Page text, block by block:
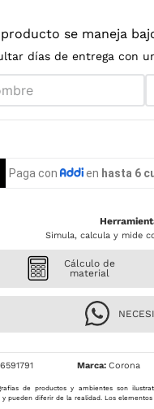
se maneja
días de entrega con
Simula, calcula y mide
Cálculo de
material
Corona
de productos y ambientes son
y pueden diferir de la realidad. Los